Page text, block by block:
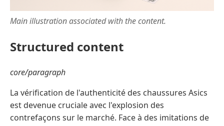
Main illustration associated with the content.
Structured content
core/paragraph
La vérification de l'authenticité des chaussures Asics
est devenue cruciale avec l'explosion des
contrefaçons sur le marché. Face à des imitations de